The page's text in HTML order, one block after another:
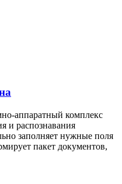
аппаратный комплекс
и распознавания
заполняет нужные поля
пакет документов,